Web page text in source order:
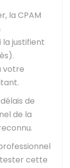
la CPAM
justifient
votre
de
de la
cette